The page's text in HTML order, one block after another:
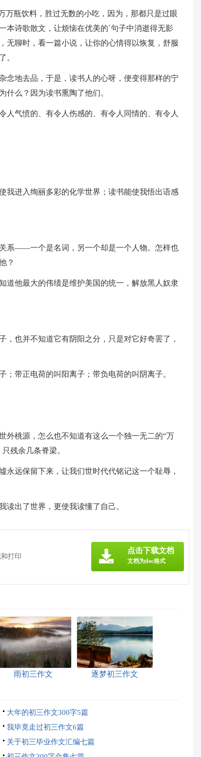
万瓶饮料，胜过无数的小吃，因为，那都只是过眼
本诗歌散文，让烦恼在优美的`句子中消逝得无影
无聊时，看一篇小说，让你的心情得以恢复，舒服
。
念地去品，于是，读书人的心呀，便变得那样的宁
什么？因为读书熏陶了他们。
气愤的、有令人伤感的、有令人同情的、有令人
我进入绚丽多彩的化学世界；读书能使我悟出语感
系——一个是名词，另一个却是一个人物。怎样也
？
道他最大的伟绩是维护美国的统一，解放黑人奴隶
也并不知道它有阴阳之分，只是对它好奇罢了，
带正电荷的叫阳离子；带负电荷的叫阴离子。
外桃源，怎么也不知道有这么一个独一无二的“万
残余几条脊梁。
远保留下来，让我们世时代代铭记这一个耻辱，
读出了世界，更使我读懂了自己。
打印
点击下载文档
文档为doc格式
雨初三作文 逐梦初三作文
大年的初三作文300字5篇
我毕竟走过初三作文6篇
关于初三毕业作文汇编七篇